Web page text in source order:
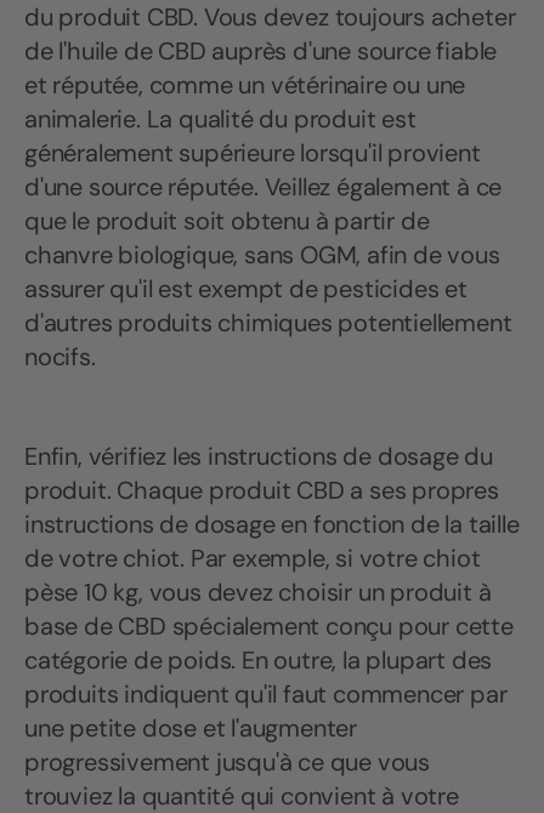
du produit CBD. Vous devez toujours acheter
de l'huile de CBD auprès d'une source fiable
et réputée, comme un vétérinaire ou une
animalerie. La qualité du produit est
généralement supérieure lorsqu'il provient
d'une source réputée. Veillez également à ce
que le produit soit obtenu à partir de
chanvre biologique, sans OGM, afin de vous
assurer qu'il est exempt de pesticides et
d'autres produits chimiques potentiellement
nocifs.
Enfin, vérifiez les instructions de dosage du
produit. Chaque produit CBD a ses propres
instructions de dosage en fonction de la taille
de votre chiot. Par exemple, si votre chiot
pèse 10 kg, vous devez choisir un produit à
base de CBD spécialement conçu pour cette
catégorie de poids. En outre, la plupart des
produits indiquent qu'il faut commencer par
une petite dose et l'augmenter
progressivement jusqu'à ce que vous
trouviez la quantité qui convient à votre